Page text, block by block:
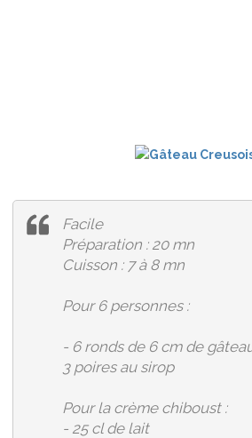
Facile
Préparation : 20 mn
Cuisson : 7 à 8 mn
Pour 6 personnes :
- 6 ronds de 6 cm de
3 poires au sirop
Pour la crème chiboust :
- 25 cl de lait